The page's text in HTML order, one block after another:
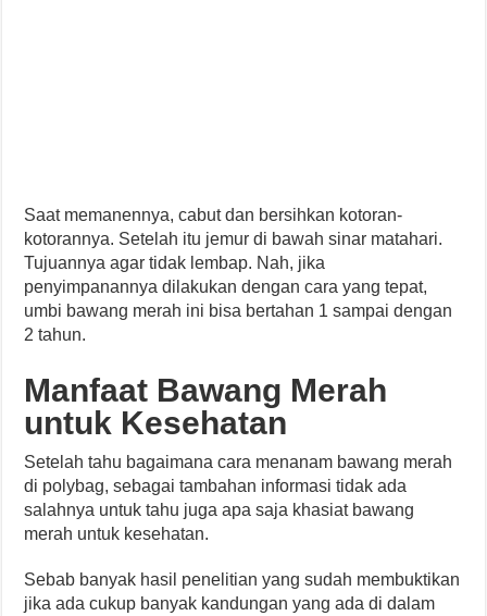
Saat memanennya, cabut dan bersihkan kotoran-
kotorannya. Setelah itu jemur di bawah sinar matahari.
Tujuannya agar tidak lembap. Nah, jika
penyimpanannya dilakukan dengan cara yang tepat,
umbi bawang merah ini bisa bertahan 1 sampai dengan
2 tahun.
Manfaat Bawang Merah
untuk Kesehatan
Setelah tahu bagaimana cara menanam bawang merah
di polybag, sebagai tambahan informasi tidak ada
salahnya untuk tahu juga apa saja khasiat bawang
merah untuk kesehatan.
Sebab banyak hasil penelitian yang sudah membuktikan
jika ada cukup banyak kandungan yang ada di dalam